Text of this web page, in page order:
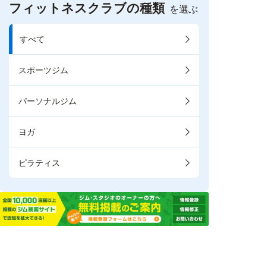
フィットネスクラブの種類 を選ぶ
すべて
スポーツジム
パーソナルジム
ヨガ
ピラティス